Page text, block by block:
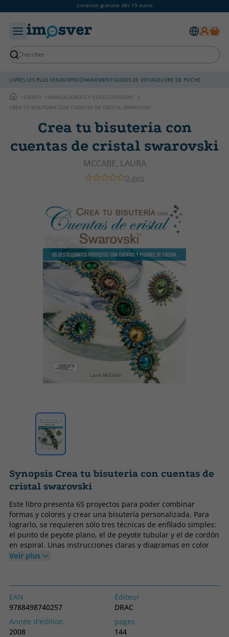
Livraison gratuite dès 19 euros
LIVRES LES PLUS VENDUSPROCHAINEMENTGUIDES DE VOYAGELIVRE DE POCHE
LIBROS
MANUALIDADES Y COLECCIONISMO
CREA TU BISUTERIA CON CUENTAS DE CRISTAL SWAROVSKI
Crea tu bisuteria con
cuentas de cristal swarovski
MCCABE, LAURA
0 avis
Synopsis Crea tu bisuteria con cuentas de
cristal swarovski
Este libro presenta 65 proyectos para poder combinar
formas y colores y crear una bisutería personalizada. Para
lograrlo, se requieren sólo tres técnicas de enfilado simples:
el punto de peyote plano, el de peyote tubular y el de cordón
en espiral. Unas instrucciones claras y diagramas en color
indican la forma de hacerlos.
Voir plus
EAN
9788498740257
Éditeur
DRAC
Année d'édition
2008
pages
144